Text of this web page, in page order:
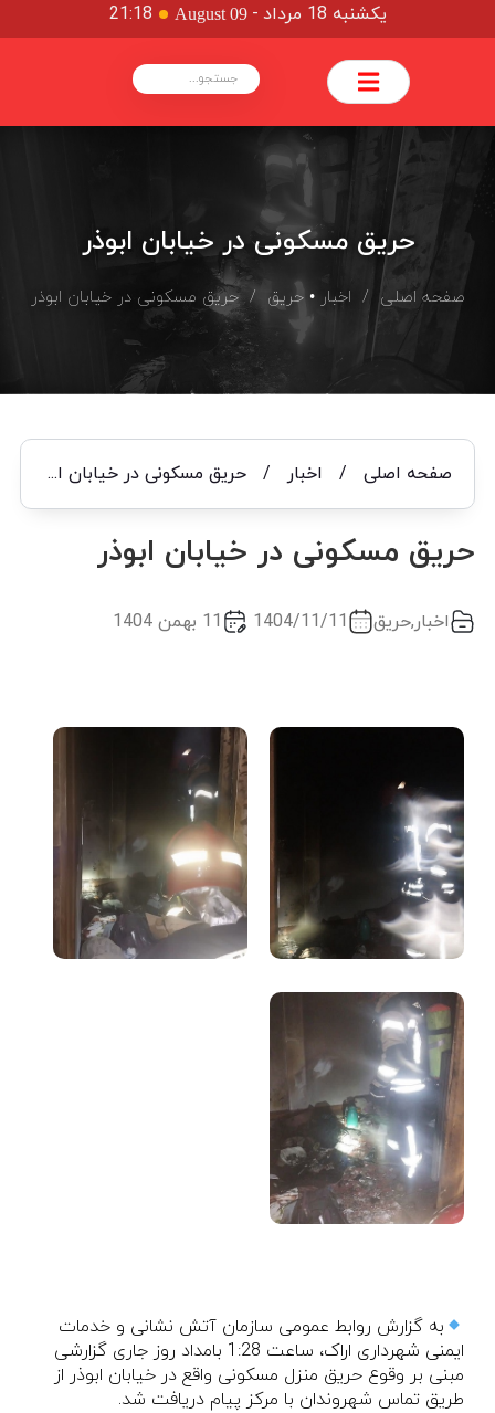
یکشنبه 18 مرداد -
August 09
21:18
حریق مسکونی در خیابان ابوذر
صفحه اصلی/ اخبار •حریق / حریق مسکونی در خیابان ابوذر
صفحه اصلی/ اخبار / حریق مسکونی در خیابان ابوذر
حریق مسکونی در خیابان ابوذر
اخبار,حریق 1404/11/11 11 بهمن 1404
به گزارش روابط عمومی سازمان آتش نشانی و خدمات
ایمنی شهرداری اراک، ساعت 1:28 بامداد روز جاری گزارشی
مبنی بر وقوع حریق منزل مسکونی واقع در خیابان ابوذر از
طریق تماس شهروندان با مرکز پیام دریافت شد.